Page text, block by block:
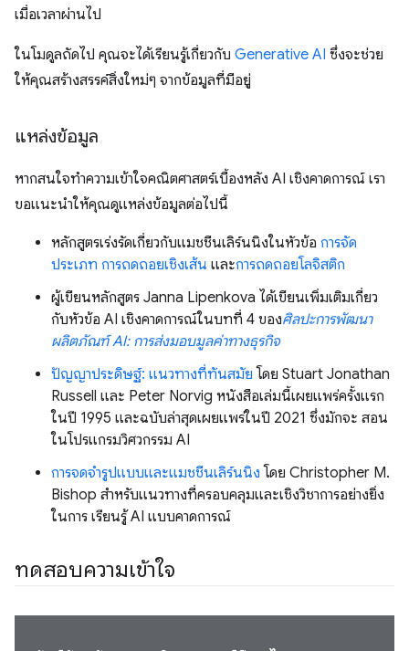
เมื่อเวลาผ่านไป
ในโมดูลถัดไป คุณจะได้เรียนรู้เกี่ยวกับ Generative AI ซึ่งจะช่วย
ให้คุณสร้างสรรค์สิ่งใหม่ๆ จากข้อมูลที่มีอยู่
แหล่งข้อมูล
หากสนใจทำความเข้าใจคณิตศาสตร์เบื้องหลัง AI เชิงคาดการณ์ เรา
ขอแนะนำให้คุณดูแหล่งข้อมูลต่อไปนี้
หลักสูตรเร่งรัดเกี่ยวกับแมชชีนเลิร์นนิงในหัวข้อ การจัด
ประเภท การถดถอยเชิงเส้น และการถดถอยโลจิสติก
ผู้เขียนหลักสูตร Janna Lipenkova ได้เขียนเพิ่มเติมเกี่ยว
กับหัวข้อ AI เชิงคาดการณ์ในบทที่ 4 ของศิลปะการพัฒนา
ผลิตภัณฑ์ AI: การส่งมอบมูลค่าทางธุรกิจ
ปัญญาประดิษฐ์: แนวทางที่ทันสมัย โดย Stuart Jonathan
Russell และ Peter Norvig หนังสือเล่มนี้เผยแพร่ครั้งแรก
ในปี 1995 และฉบับล่าสุดเผยแพร่ในปี 2021 ซึ่งมักจะ สอน
ในโปรแกรมวิศวกรรม AI
การจดจำรูปแบบและแมชชีนเลิร์นนิง โดย Christopher M.
Bishop สำหรับแนวทางที่ครอบคลุมและเชิงวิชาการอย่างยิ่ง
ในการ เรียนรู้ AI แบบคาดการณ์
ทดสอบความเข้าใจ